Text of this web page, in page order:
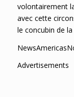
volontairement
avec cette
le concubin de
Advertisements